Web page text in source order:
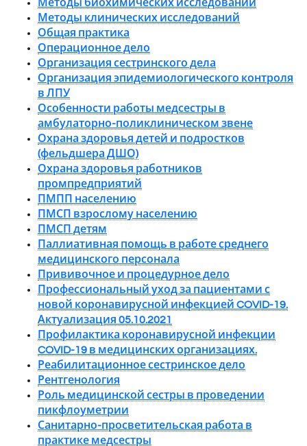
Методы биохимических исследований
Методы клинических исследований
Общая практика
Операционное дело
Организация сестринского дела
Организация эпидемиологического контроля
в ЛПУ
Особенности работы медсестры в
амбулаторно-поликлиническом звене
Охрана здоровья детей и подростков
(фельдшера ДШО)
Охрана здоровья работников
промпредприятий
ПМПП населению
ПМСП взрослому населению
ПМСП детям
Паллиативная помощь в работе среднего
медицинского персонала
Прививочное и процедурное дело
Профессиональный уход за пациентами с
новой коронавирусной инфекцией COVID-19.
Актуализация 05.10.2021
Профилактика коронавирусной инфекции
COVID-19 в медицинских организациях.
Реабилитационное сестринское дело
Рентгенология
Роль медицинской сестры в проведении
пикфлоуметрии
Санитарно-просветительская работа в
практике медсестры